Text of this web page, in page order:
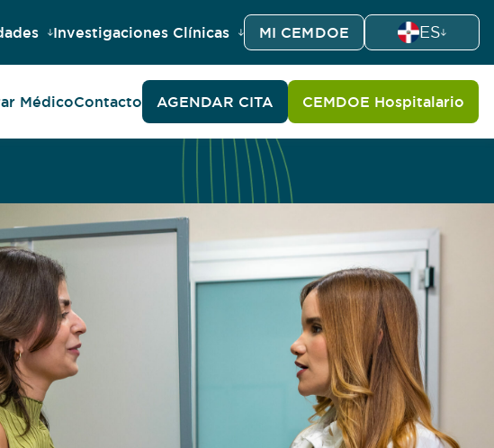
Investigaciones Clínicas MI CEMDOE ES
MédicoContacto AGENDAR CITA CEMDOE Hospitalario